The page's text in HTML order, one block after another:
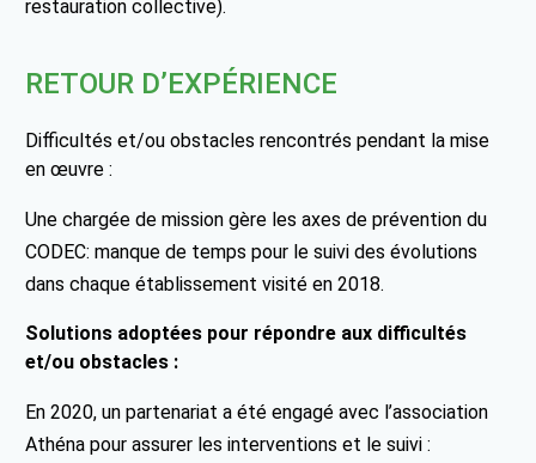
restauration collective).
RETOUR D’EXPÉRIENCE
Difficultés et/ou obstacles rencontrés pendant la mise
en œuvre :
Une chargée de mission gère les axes de prévention du
CODEC: manque de temps pour le suivi des évolutions
dans chaque établissement visité en 2018.
Solutions adoptées pour répondre aux difficultés
et/ou obstacles :
En 2020, un partenariat a été engagé avec l’association
Athéna pour assurer les interventions et le suivi :